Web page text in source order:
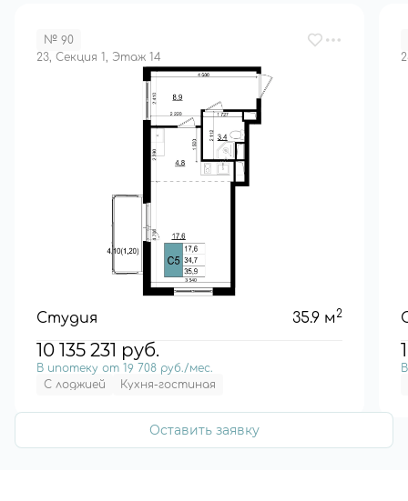
№ 90
23, Секция 1, Этаж 14
Студия 35.9 м2
10 135 231 руб.
В ипотеку от 19 708 руб./мес.
С лоджией
Кухня-гостиная
Оставить заявку